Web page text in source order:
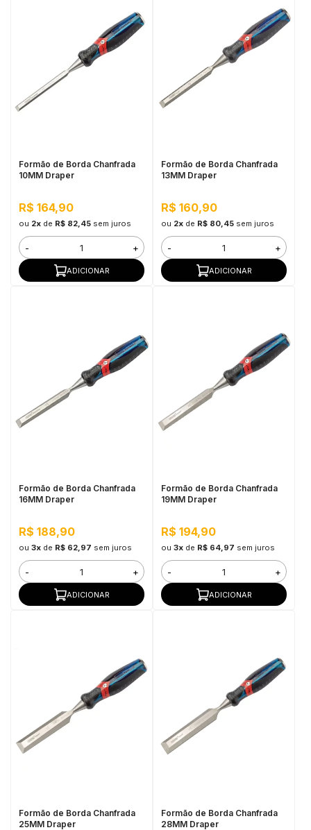
Formão de Borda Chanfrada
10MM Draper
R$ 164,90
ou 2xde R$ 82,45 sem juros
- +
ADICIONAR
Formão de Borda Chanfrada
13MM Draper
R$ 160,90
ou 2xde R$ 80,45 sem juros
- +
ADICIONAR
Formão de Borda Chanfrada
16MM Draper
R$ 188,90
ou 3xde R$ 62,97 sem juros
- +
ADICIONAR
Formão de Borda Chanfrada
19MM Draper
R$ 194,90
ou 3xde R$ 64,97 sem juros
- +
ADICIONAR
Formão de Borda Chanfrada
25MM Draper
Formão de Borda Chanfrada
28MM Draper